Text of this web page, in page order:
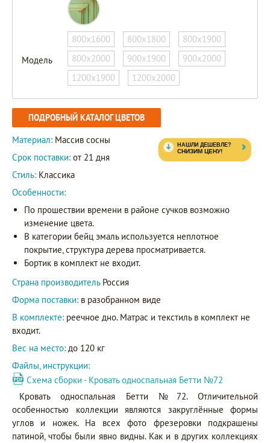
Модель
800х1600 800х1800
800х1900
800х2000
900х1900
900х2000
1200х1900
1200х2000
ПОДРОБНЫЙ КАТАЛОГ ЦВЕТОВ
Материал: Массив сосны
Срок поставки: от 21 дня
Стиль: Классика
Особенности:
По прошествии времени в районе сучков возможно
изменение цвета.
В категории бейц эмаль используется неплотное
покрытие, структура дерева просматривается.
Бортик в комплект не входит.
Страна производитель Россия
Форма поставки: в разобранном виде
В комплекте: реечное дно. Матрас и текстиль в комплект не
входит.
Вес на место: до 120 кг
Файлы, инструкции:
Схема сборки - Кровать односпальная Бетти №72
Кровать односпальная Бетти №72. Отличительной
особенностью коллекции являются закруглённые формы
углов и ножек. На всех фото фрезеровки подкрашены
патиной, чтобы были явно видны. Как и в других коллекциях